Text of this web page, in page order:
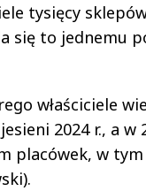
tysięcy
się to jednemu
właściciele
2024 r., a
placówek, w